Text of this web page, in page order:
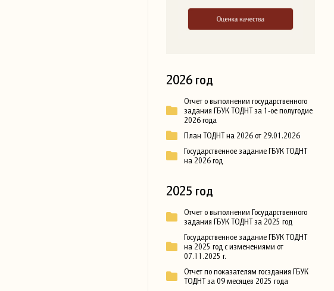
2026 год
Отчет о выполнении государственного
задания ГБУК ТОДНТ за 1-ое полугодие
2026 года
План ТОДНТ на 2026 от 29.01.2026
Государственное задание ГБУК ТОДНТ
на 2026 год
2025 год
Отчет о выполнении Государственного
задания ГБУК ТОДНТ за 2025 год
Государственное задание ГБУК ТОДНТ
на 2025 год с изменениями от
07.11.2025 г.
Отчет по показателям госздания ГБУК
ТОДНТ за 09 месяцев 2025 года